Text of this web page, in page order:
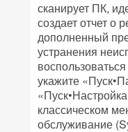
сканирует ПК,
создает отчет о
дополненный
устранения
укажите
классическом
обслуживание